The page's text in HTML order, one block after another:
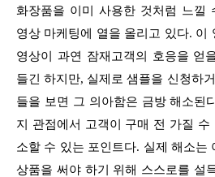
화장품을 이미 사용한 것처럼 느낄
영상 마케팅에 열을 올리고 있다. 이
영상이 과연 잠재고객의 호응을 얻
들긴 하지만, 실제로 샘플을 신청하
들을 보면 그 의아함은 금방 해소된
지 관점에서 고객이 구매 전 가질 수
소할 수 있는 포인트다. 실제 해소는
상품을 써야 하기 위해 스스로를 설